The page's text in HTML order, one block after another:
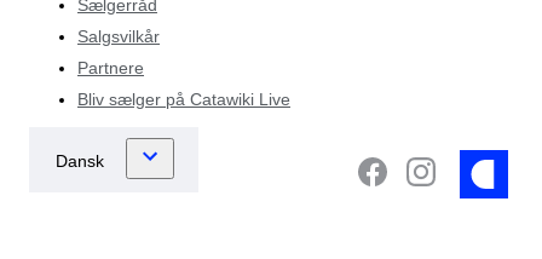
Sælgerråd
Salgsvilkår
Partnere
Bliv sælger på Catawiki Live